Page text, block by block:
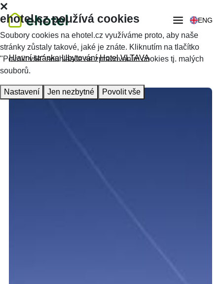
ENG
Hlavní stránka Ubytování Hotel VLTAVA
ehotel.cz používá cookies
Soubory cookies na ehotel.cz využíváme proto, aby naše
stránky zůstaly takové, jaké je znáte. Kliknutím na tlačítko
"Povolit vše" souhlasíte se zpracováním cookies tj. malých
souborů.
Nastavení Jen nezbytné Povolit vše